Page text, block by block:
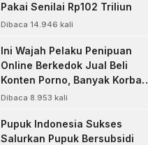
Pakai Senilai Rp102 Triliun
Dibaca 14.946 kali
Ini Wajah Pelaku Penipuan
Online Berkedok Jual Beli
Konten Porno, Banyak Korban
Rugi Jutaan Rupiah
Dibaca 8.953 kali
Pupuk Indonesia Sukses
Salurkan Pupuk Bersubsidi